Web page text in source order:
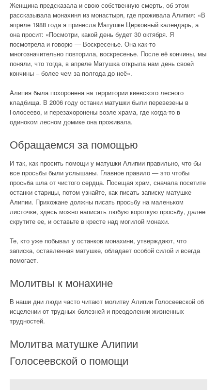
Женщина предсказала и свою собственную смерть, об этом
рассказывала монахиня из монастыря, где проживала Алипия: «В
апреле 1988 года я принесла Матушке Церковный календарь, а
она просит: «Посмотри, какой день будет 30 октября. Я
посмотрела и говорю — Воскресенье. Она как-то
многозначительно повторила, воскресенье. После её кончины, мы
поняли, что тогда, в апреле Матушка открыла нам день своей
кончины – более чем за полгода до неё».
Алипия была похоронена на территории киевского лесного
кладбища. В 2006 году останки матушки были перевезены в
Голосеево, и перезахоронены возле храма, где когда-то в
одиноком лесном домике она проживала.
Обращаемся за помощью
И так, как просить помощи у матушки Алипии правильно, что бы
все просьбы были услышаны. Главное правило — это чтобы
просьба шла от чистого сердца. Посещая храм, сначала посетите
останки старицы, потом узнайте, как писать записку матушке
Алипии. Прихожане должны писать просьбу на маленьком
листочке, здесь можно написать любую короткую просьбу, далее
скрутите ее, и оставьте в кресте над могилой монахи.
Те, кто уже побывал у останков монахини, утверждают, что
записка, оставленная матушке, обладает особой силой и всегда
помогает.
Молитвы к монахине
В наши дни люди часто читают молитву Алипии Голосеевской об
исцелении от трудных болезней и преодолении жизненных
трудностей.
Молитва матушке Алипии
Голосеевской о помощи